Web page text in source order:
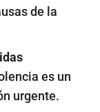
de la
es un
urgente.